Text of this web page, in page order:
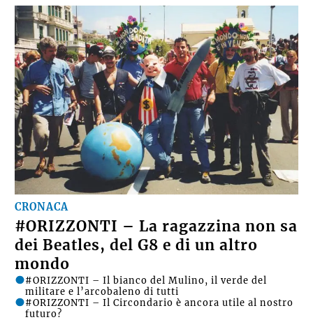
CRONACA
#ORIZZONTI – La ragazzina non sa
dei Beatles, del G8 e di un altro
mondo
#ORIZZONTI – Il bianco del Mulino, il verde del
militare e l’arcobaleno di tutti
#ORIZZONTI – Il Circondario è ancora utile al nostro
futuro?